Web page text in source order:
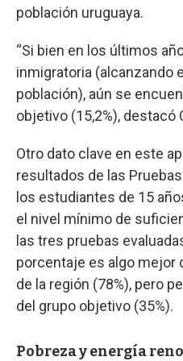
población uruguaya.
“Si bien en los últimos
inmigratoria (alcanzando
población), aún se
objetivo (15,2%), destacó
Otro dato clave en este
resultados de las
los estudiantes de 15
el nivel mínimo de
las tres pruebas
porcentaje es algo mejor
de la región (78%), pero
del grupo objetivo (35%).
Pobreza y energía